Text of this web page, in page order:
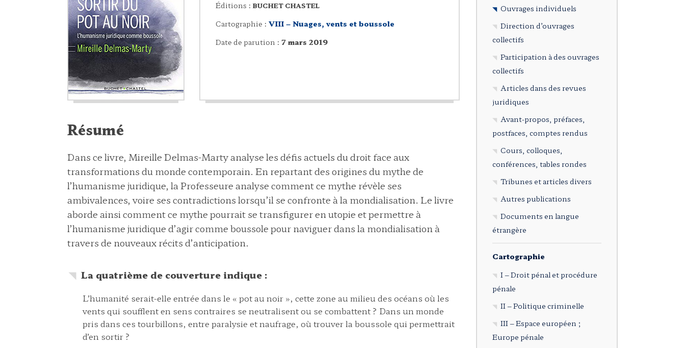
Éditions :BUCHET CHASTEL
Cartographie :VIII – Nuages, vents et boussole
Date de parution :7 mars 2019
Résumé
Dans ce livre, Mireille Delmas-Marty analyse les défis actuels du droit face aux
transformations du monde contemporain. En repartant des origines du mythe de
l’humanisme juridique, la Professeure analyse comment ce mythe révèle ses
ambivalences, voire ses contradictions lorsqu’il se confronte à la mondialisation. Le livre
aborde ainsi comment ce mythe pourrait se transfigurer en utopie et permettre à
l’humanisme juridique d’agir comme boussole pour naviguer dans la mondialisation à
travers de nouveaux récits d’anticipation.
La quatrième de couverture indique :
L’humanité serait-elle entrée dans le « pot au noir », cette zone au milieu des océans où les
vents qui soufflent en sens contraires se neutralisent ou se combattent ? Dans un monde
pris dans ces tourbillons, entre paralysie et naufrage, où trouver la boussole qui permettrait
d’en sortir ?
Ouvrages individuels
Direction d’ouvrages
collectifs
Participation à des ouvrages
collectifs
Articles dans des revues
juridiques
Avant-propos, préfaces,
postfaces, comptes rendus
Cours, colloques,
conférences, tables rondes
Tribunes et articles divers
Autres publications
Documents en langue
étrangère
Cartographie
I – Droit pénal et procédure
pénale
II – Politique criminelle
III – Espace européen ;
Europe pénale